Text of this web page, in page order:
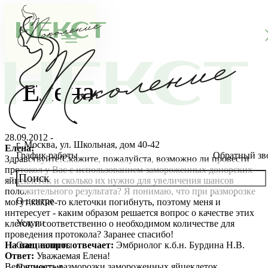
г. Москва, ул. Школьная, дом 40-42
График работы
Обратный
О центре
О клинике
Новости
Благотворительность
Услуги
Консультации специалистов
Стоимость ЭКО
Специалисты
Главный врач
Елена
28.09.2012 -
Елена:
Здравствуйте!Скажите, пожалуйста, возможно ли провести
протокол у Вас с использованием замороженных донорских
яйцеклеток и сколько их нужно для увеличения шансов
положительного результата? Я понимаю, что при разморозке
могут какие-то клеточки погибнуть, поэтому меня и
интересует - каким образом решается вопрос о качестве этих
клеток и соответственно о необходимом количестве для
проведения протокола? Заранее спасибо!
На ваш вопрос отвечает: Эмбриолог к.б.н. Бурдина Н.В.
Ответ: Уважаемая Елена!